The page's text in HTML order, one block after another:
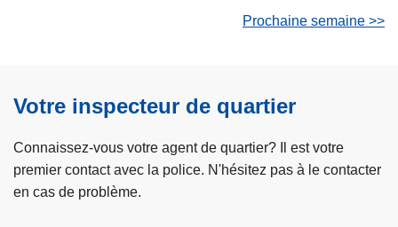
Prochaine semaine >>
Votre inspecteur de quartier
Connaissez-vous votre agent de quartier? Il est votre
premier contact avec la police. N'hésitez pas à le contacter
en cas de problème.